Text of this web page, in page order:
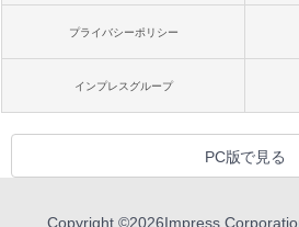
プライバシーポリシー
インプレスグループ
PC版で見る
Copyright ©2026Impress